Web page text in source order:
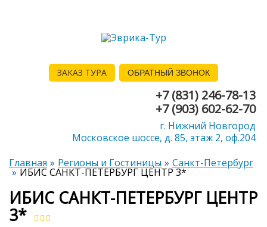
ЗАКАЗ ТУРА ОБРАТНЫЙ ЗВОНОК
+7 (831) 246-78-13
+7 (903) 602-62-70
г. Нижний Новгород
Московское шоссе, д. 85, этаж 2, оф.204
Главная
Регионы и Гостиницы Санкт-Петербург
ИБИС САНКТ-ПЕТЕРБУРГ ЦЕНТР 3*
ИБИС САНКТ-ПЕТЕРБУРГ ЦЕНТР
3*